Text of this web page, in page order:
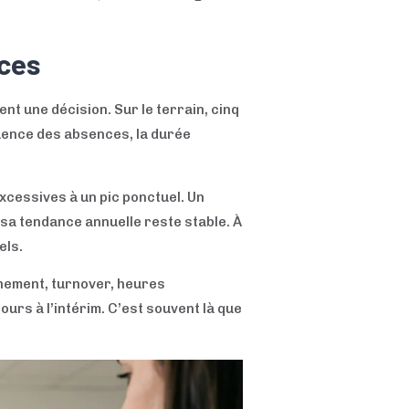
une décision. Sur le terrain, cinq
des absences, la durée
à un pic ponctuel. Un
tendance annuelle reste stable. À
turnover, heures
à l’intérim. C’est souvent là que